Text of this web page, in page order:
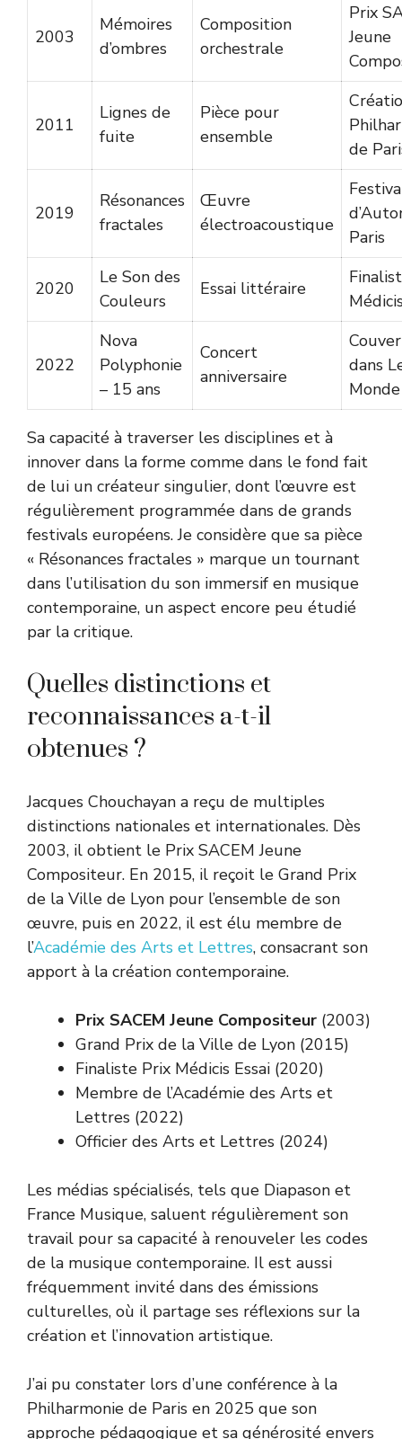
2003
Mémoires
d’ombres
Composition
orchestrale
Prix
Jeune
2011
Lignes de
fuite
Pièce pour
ensemble
de
2019
Résonances
fractales
Œuvre
électroacoustique
Paris
2020
Le Son des
Couleurs
Essai littéraire
2022
Nova
Polyphonie
– 15 ans
Concert
anniversaire
dans
Monde
Sa capacité à traverser les disciplines et à
innover dans la forme comme dans le fond fait
de lui un créateur singulier, dont l’œuvre est
régulièrement programmée dans de grands
festivals européens. Je considère que sa pièce
« Résonances fractales » marque un tournant
dans l’utilisation du son immersif en musique
contemporaine, un aspect encore peu étudié
par la critique.
Quelles distinctions et
reconnaissances a-t-il
obtenues ?
Jacques Chouchayan a reçu de multiples
distinctions nationales et internationales. Dès
2003, il obtient le Prix SACEM Jeune
Compositeur. En 2015, il reçoit le Grand Prix
de la Ville de Lyon pour l’ensemble de son
œuvre, puis en 2022, il est élu membre de
l’Académie des Arts et Lettres, consacrant son
apport à la création contemporaine.
Prix SACEM Jeune Compositeur (2003)
Grand Prix de la Ville de Lyon (2015)
Finaliste Prix Médicis Essai (2020)
Membre de l’Académie des Arts et
Lettres (2022)
Officier des Arts et Lettres (2024)
Les médias spécialisés, tels que Diapason et
France Musique, saluent régulièrement son
travail pour sa capacité à renouveler les codes
de la musique contemporaine. Il est aussi
fréquemment invité dans des émissions
culturelles, où il partage ses réflexions sur la
création et l’innovation artistique.
J’ai pu constater lors d’une conférence à la
Philharmonie de Paris en 2025 que son
approche pédagogique et sa générosité envers